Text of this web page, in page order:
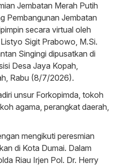
Jembatan Merah Putih
Pembangunan Jembatan
secara virtual oleh
Sigit Prabowo, M.Si.
Singingi dipusatkan di
Desa Jaya Kopah,
Rabu (8/7/2026).
unsur Forkopimda, tokoh
agama, perangkat daerah,
mengikuti peresmian
di Kota Dumai. Dalam
Riau Irjen Pol. Dr. Herry